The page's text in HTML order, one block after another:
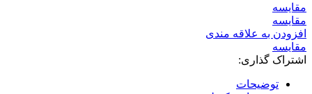
مقايسه
مقایسه
افزودن به علاقه مندی
مقایسه
اشتراک گذاری:
توضیحات